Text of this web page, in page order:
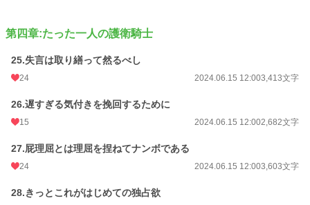
第四章:たった一人の護衛騎士
25.失言は取り繕って然るべし
24 2024.06.15 12:003,413文字
26.遅すぎる気付きを挽回するために
15 2024.06.15 12:002,682文字
27.屁理屈とは理屈を捏ねてナンボである
24 2024.06.15 12:003,603文字
28.きっとこれがはじめての独占欲